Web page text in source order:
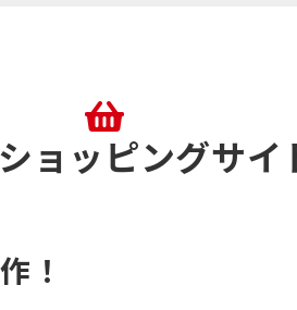
ョッピングサイ
！